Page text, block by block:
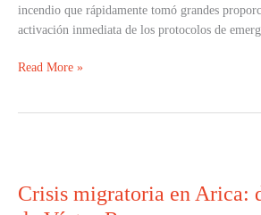
incendio que rápidamente tomó grandes
activación inmediata de los protocolos de
Read More »
Crisis migratoria en Arica:
en
Arica: